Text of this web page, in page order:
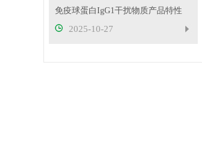
免疫球蛋白IgG1干扰物质产品特性
2025-10-27